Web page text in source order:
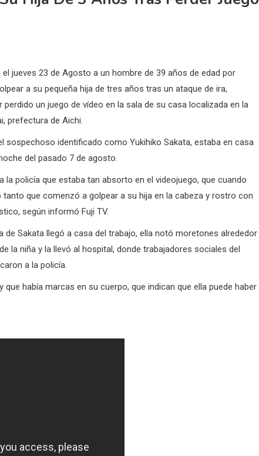
jueves 23 de Agosto a un hombre de 39 años de edad por
a su pequeña hija de tres años tras un ataque de ira,
perdido un juego de vídeo en la sala de su casa localizada en la
prefectura de Aichi.
sospechoso identificado como Yukihiko Sakata, estaba en casa
del pasado 7 de agosto.
la policía que estaba tan absorto en el videojuego, que cuando
tanto que comenzó a golpear a su hija en la cabeza y rostro con
según informó Fuji TV.
de Sakata llegó a casa del trabajo, ella notó moretones alrededor
la niña y la llevó al hospital, donde trabajadores sociales del
a la policía.
había marcas en su cuerpo, que indican que ella puede haber